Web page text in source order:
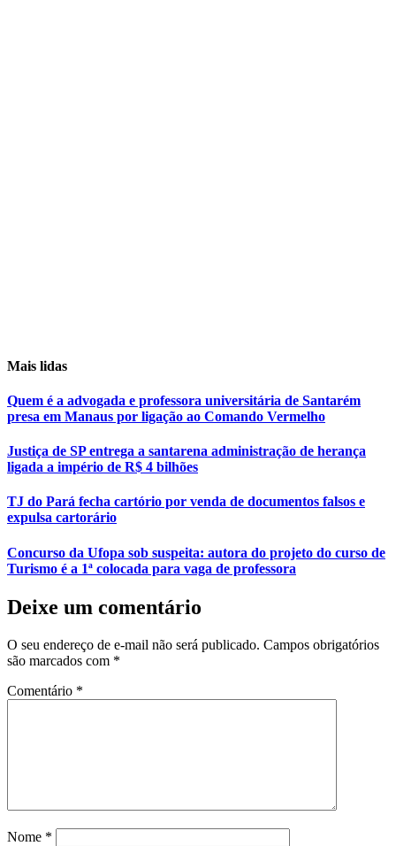
Mais lidas
Quem é a advogada e professora universitária de Santarém
presa em Manaus por ligação ao Comando Vermelho
Justiça de SP entrega a santarena administração de herança
ligada a império de R$ 4 bilhões
TJ do Pará fecha cartório por venda de documentos falsos e
expulsa cartorário
Concurso da Ufopa sob suspeita: autora do projeto do curso de
Turismo é a 1ª colocada para vaga de professora
Deixe um comentário
O seu endereço de e-mail não será publicado. Campos obrigatórios
são marcados com *
Comentário *
Nome *